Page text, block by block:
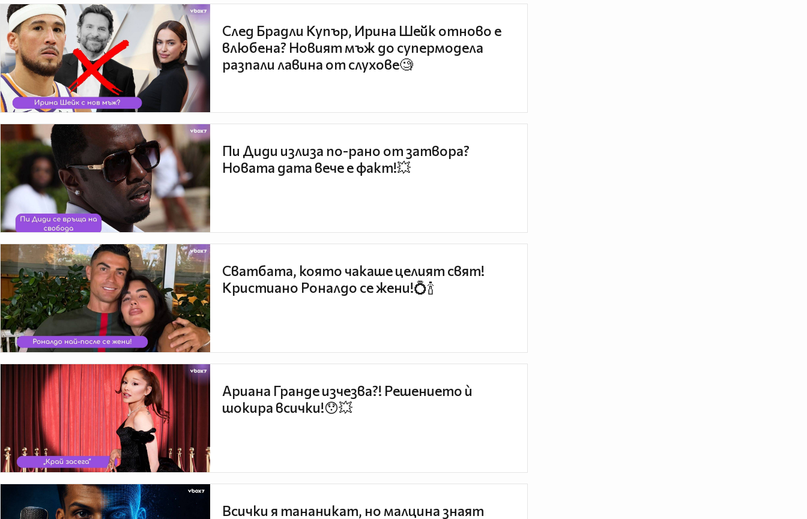
След Брадли Купър, Ирина Шейк отново е
влюбена? Новият мъж до супермодела
разпали лавина от слухове🧐
Пи Диди излиза по-рано от затвора?
Новата дата вече е факт!💥
Сватбата, която чакаше целият свят!
Кристиано Роналдо се жени!💍🍾
Ариана Гранде изчезва?! Решението ѝ
шокира всички!😯💥
Всички я тананикат, но малцина знаят